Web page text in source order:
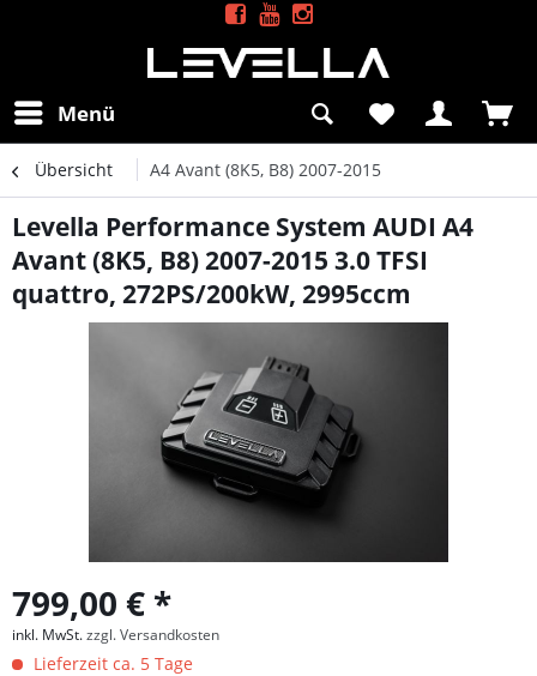
Menü
Übersicht A4 Avant (8K5, B8) 2007-2015
Levella Performance System AUDI A4
Avant (8K5, B8) 2007-2015 3.0 TFSI
quattro, 272PS/200kW, 2995ccm
799,00 € *
inkl. MwSt.zzgl. Versandkosten
Lieferzeit ca. 5 Tage